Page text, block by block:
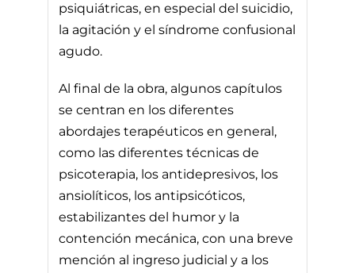
psiquiátricas, en especial del suicidio,
la agitación y el síndrome confusional
agudo.
Al final de la obra, algunos capítulos
se centran en los diferentes
abordajes terapéuticos en general,
como las diferentes técnicas de
psicoterapia, los antidepresivos, los
ansiolíticos, los antipsicóticos,
estabilizantes del humor y la
contención mecánica, con una breve
mención al ingreso judicial y a los